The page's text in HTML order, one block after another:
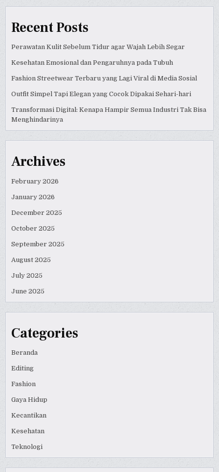
Recent Posts
Perawatan Kulit Sebelum Tidur agar Wajah Lebih Segar
Kesehatan Emosional dan Pengaruhnya pada Tubuh
Fashion Streetwear Terbaru yang Lagi Viral di Media Sosial
Outfit Simpel Tapi Elegan yang Cocok Dipakai Sehari-hari
Transformasi Digital: Kenapa Hampir Semua Industri Tak Bisa
Menghindarinya
Archives
February 2026
January 2026
December 2025
October 2025
September 2025
August 2025
July 2025
June 2025
Categories
Beranda
Editing
Fashion
Gaya Hidup
Kecantikan
Kesehatan
Teknologi